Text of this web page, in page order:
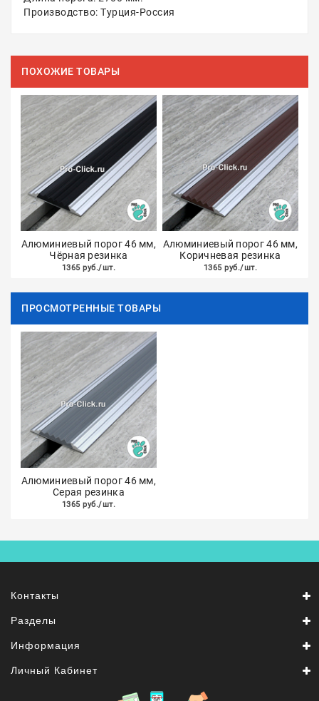
Производство: Турция-Россия
ПОХОЖИЕ ТОВАРЫ
Алюминиевый порог 46 мм,
Чёрная резинка
1365 руб./шт.
Алюминиевый порог 46 мм,
Коричневая резинка
1365 руб./шт.
ПРОСМОТРЕННЫЕ ТОВАРЫ
Алюминиевый порог 46 мм,
Серая резинка
1365 руб./шт.
Контакты
Разделы
Информация
Личный Кабинет